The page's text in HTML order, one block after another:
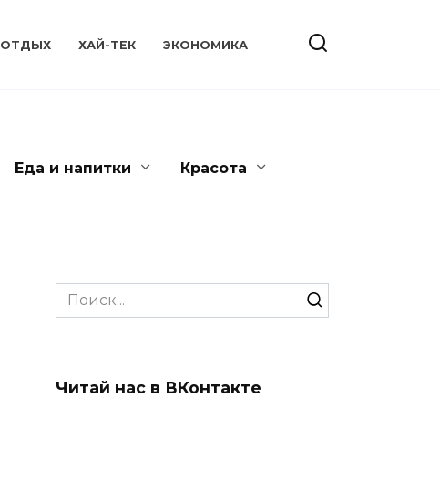
ОТДЫХ ХАЙ-ТЕК ЭКОНОМИКА
Еда и напитки Красота
Search
for:
Читай нас в ВКонтакте